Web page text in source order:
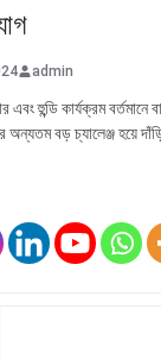
admin
হুন্ডি কার্যক্রম বর্তমানে
অন্যতম বড় চ্যালেঞ্জ হয়ে